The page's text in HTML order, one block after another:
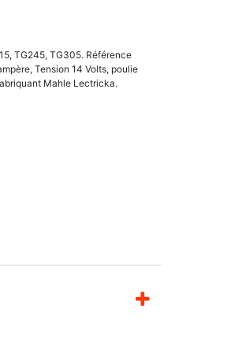
TG245, TG305. Référence
Tension 14 Volts, poulie
Mahle Lectricka.